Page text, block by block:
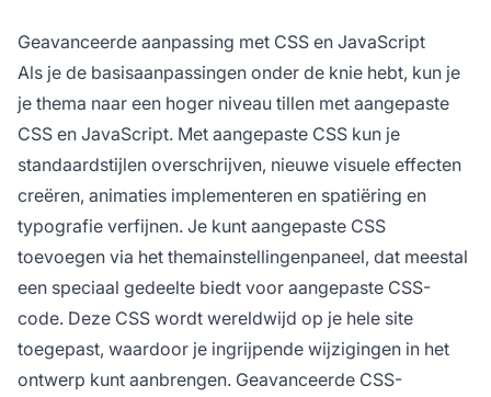
Geavanceerde aanpassing met CSS en JavaScript
Als je de basisaanpassingen onder de knie hebt, kun je
je thema naar een hoger niveau tillen met aangepaste
CSS en JavaScript. Met aangepaste CSS kun je
standaardstijlen overschrijven, nieuwe visuele effecten
creëren, animaties implementeren en spatiëring en
typografie verfijnen. Je kunt aangepaste CSS
toevoegen via het themainstellingenpaneel, dat meestal
een speciaal gedeelte biedt voor aangepaste CSS-
code. Deze CSS wordt wereldwijd op je hele site
toegepast, waardoor je ingrijpende wijzigingen in het
ontwerp kunt aanbrengen. Geavanceerde CSS-